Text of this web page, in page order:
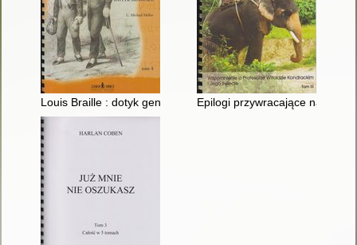
Louis Braille : dotyk geniuszu. T. 4Epilogi przywracające